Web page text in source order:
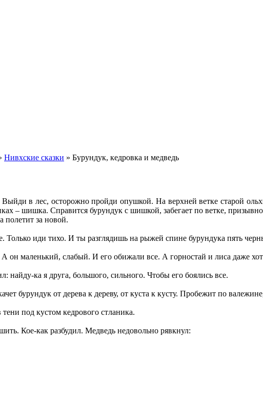
Нивхские сказки » Бурундук, кедровка и медведь
в лес, осторожно пройди опушкой. На верхней ветке старой
– шишка. Справится бурундук с шишкой, забегает по ветке,
за новой.
иди тихо. И ты разглядишь на рыжей спине бурундука пять
маленький, слабый. И его обижали все. А горностай и лиса даже
ка я друга, большого, сильного. Чтобы его боялись все.
бурундук от дерева к дереву, от куста к кусту. Пробежит по
под кустом кедрового стланика.
Кое-как разбудил. Медведь недовольно рявкнул: